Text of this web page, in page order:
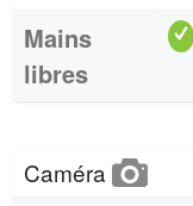
Mains
libres
Caméra